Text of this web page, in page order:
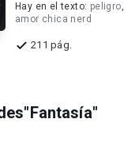
Hay en el texto: peligro,
amor chica nerd
211 pág.